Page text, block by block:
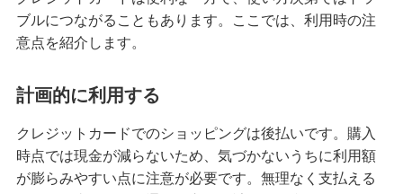
ブルにつながることもあります。ここでは、利用時の注
意点を紹介します。
計画的に利用する
クレジットカードでのショッピングは後払いです。購入
時点では現金が減らないため、気づかないうちに利用額
が膨らみやすい点に注意が必要です。無理なく支払える